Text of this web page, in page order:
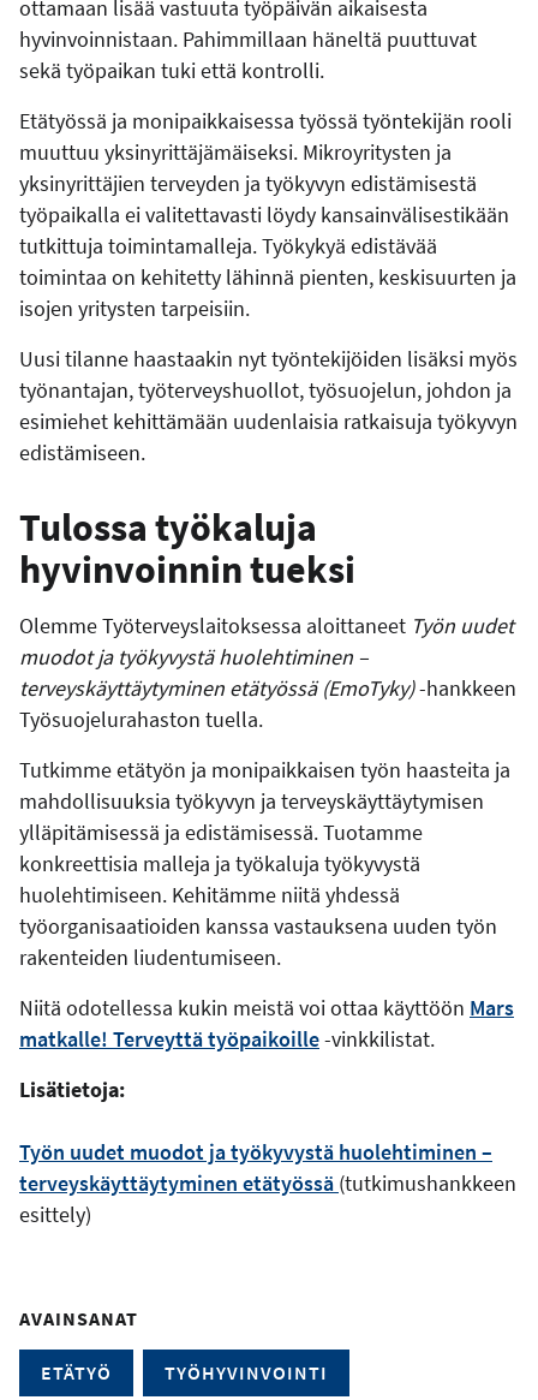
ottamaan lisää vastuuta työpäivän aikaisesta
hyvinvoinnistaan. Pahimmillaan häneltä puuttuvat
sekä työpaikan tuki että kontrolli.
Etätyössä ja monipaikkaisessa työssä työntekijän rooli
muuttuu yksinyrittäjämäiseksi. Mikroyritysten ja
yksinyrittäjien terveyden ja työkyvyn edistämisestä
työpaikalla ei valitettavasti löydy kansainvälisestikään
tutkittuja toimintamalleja. Työkykyä edistävää
toimintaa on kehitetty lähinnä pienten, keskisuurten ja
isojen yritysten tarpeisiin.
Uusi tilanne haastaakin nyt työntekijöiden lisäksi myös
työnantajan, työterveyshuollot, työsuojelun, johdon ja
esimiehet kehittämään uudenlaisia ratkaisuja työkyvyn
edistämiseen.
Tulossa työkaluja
hyvinvoinnin tueksi
Olemme Työterveyslaitoksessa aloittaneet Työn uudet
muodot ja työkyvystä huolehtiminen –
terveyskäyttäytyminen etätyössä (EmoTyky)-hankkeen
Työsuojelurahaston tuella.
Tutkimme etätyön ja monipaikkaisen työn haasteita ja
mahdollisuuksia työkyvyn ja terveyskäyttäytymisen
ylläpitämisessä ja edistämisessä. Tuotamme
konkreettisia malleja ja työkaluja työkyvystä
huolehtimiseen. Kehitämme niitä yhdessä
työorganisaatioiden kanssa vastauksena uuden työn
rakenteiden liudentumiseen.
Niitä odotellessa kukin meistä voi ottaa käyttöön Mars
matkalle! Terveyttä työpaikoille-vinkkilistat.
Lisätietoja:
Työn uudet muodot ja työkyvystä huolehtiminen –
terveyskäyttäytyminen etätyössä (tutkimushankkeen
esittely)
AVAINSANAT
ETÄTYÖ TYÖHYVINVOINTI